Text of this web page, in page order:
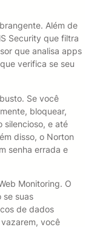
Além de
Security que filtra
que analisa apps
verifica se seu
Se você
bloquear,
silencioso, e até
disso, o Norton
senha errada e
Monitoring. O
se suas
de dados
você